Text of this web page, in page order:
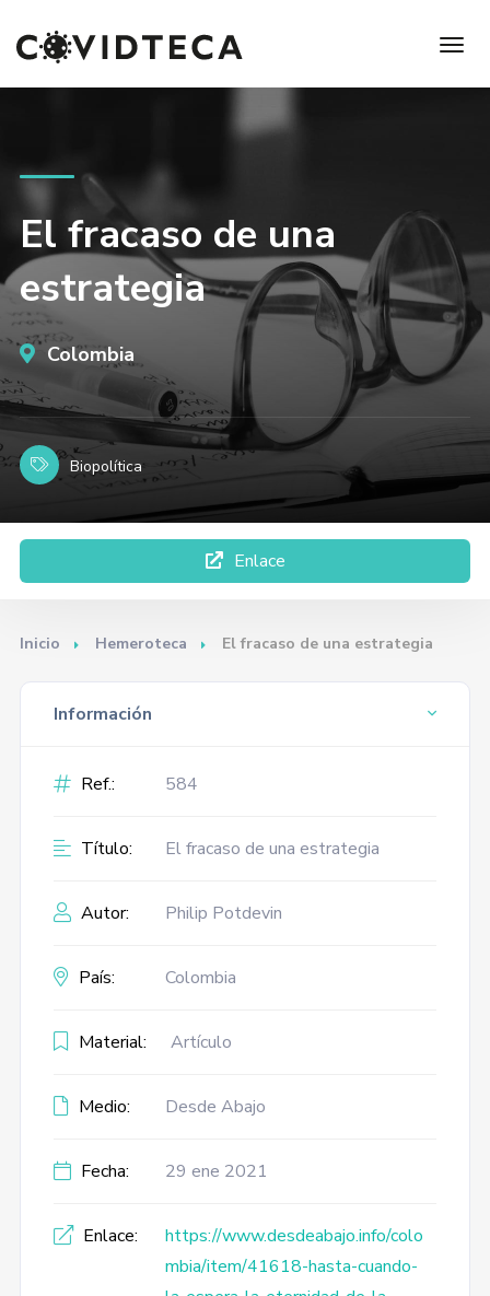
El fracaso de una
estrategia
Colombia
Biopolítica
Enlace
Inicio Hemeroteca El fracaso de una estrategia
Información
Ref.: 584
Título: El fracaso de una estrategia
Autor: Philip Potdevin
País: Colombia
Material: Artículo
Medio: Desde Abajo
Fecha: 29 ene 2021
Enlace:
https://www.desdeabajo.info/colo
mbia/item/41618-hasta-cuando-